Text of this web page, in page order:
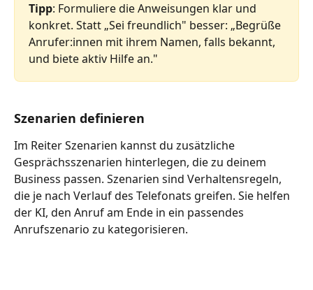
Tipp: Formuliere die Anweisungen klar und
konkret. Statt „Sei freundlich" besser: „Begrüße
Anrufer:innen mit ihrem Namen, falls bekannt,
und biete aktiv Hilfe an."
Szenarien definieren
Im Reiter Szenarien kannst du zusätzliche
Gesprächsszenarien hinterlegen, die zu deinem
Business passen. Szenarien sind Verhaltensregeln,
die je nach Verlauf des Telefonats greifen. Sie helfen
der KI, den Anruf am Ende in ein passendes
Anrufszenario zu kategorisieren.